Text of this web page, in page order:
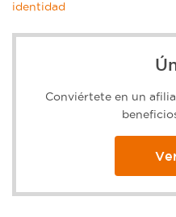
identidad
Conviértete en un